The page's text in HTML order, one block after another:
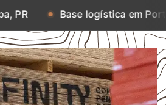
Base logística em Porto Alegre, RS